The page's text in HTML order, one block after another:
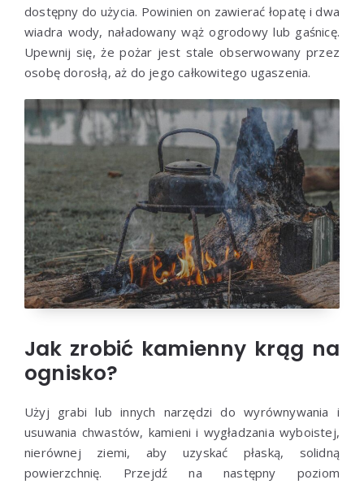
dostępny do użycia. Powinien on zawierać łopatę i dwa
wiadra wody, naładowany wąż ogrodowy lub gaśnicę.
Upewnij się, że pożar jest stale obserwowany przez
osobę dorosłą, aż do jego całkowitego ugaszenia.
Jak zrobić kamienny krąg na
ognisko?
Użyj grabi lub innych narzędzi do wyrównywania i
usuwania chwastów, kamieni i wygładzania wyboistej,
nierównej ziemi, aby uzyskać płaską, solidną
powierzchnię. Przejdź na następny poziom